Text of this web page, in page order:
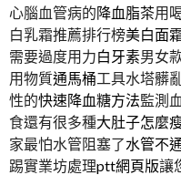
心腦血管病的降血脂茶用
白乳霜推薦排行榜美白面
需要過度用力白牙素男女
用物質通馬桶工具水塔髒
性的快速降血糖方法監測
食還有很多種大肚子怎麼
家最怕水管阻塞了水管不
踢實業坊處理ptt網頁版讓